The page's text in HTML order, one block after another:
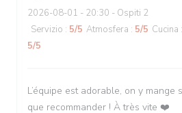
2026-08-01 - 20:30 - Ospiti 2
Servizio : 5/5 Atmosfera : 5/5 Cucina :
5/5
L’équipe est adorable, on y mange
que recommander ! À très vite ❤️